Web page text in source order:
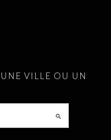
VILLE OU UN